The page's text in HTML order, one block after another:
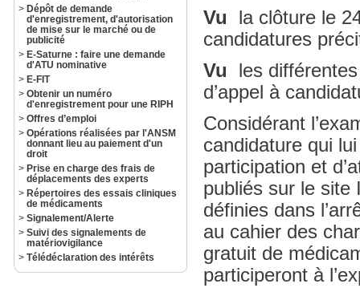
> Dépôt de demande
d'enregistrement, d'autorisation
de mise sur le marché ou de
publicité
> E-Saturne : faire une demande
d'ATU nominative
> E-FIT
> Obtenir un numéro
d'enregistrement pour une RIPH
> Offres d’emploi
> Opérations réalisées par l'ANSM
donnant lieu au paiement d'un
droit
> Prise en charge des frais de
déplacements des experts
> Répertoires des essais cliniques
de médicaments
> Signalement/Alerte
> Suivi des signalements de
matériovigilance
> Télédéclaration des intérêts
Vu la clôture le
candidatures
Vu les
d’appel à
Considérant
candidature qui
participation et
publiés sur le site
définies dans
au cahier des
gratuit de
participeront à